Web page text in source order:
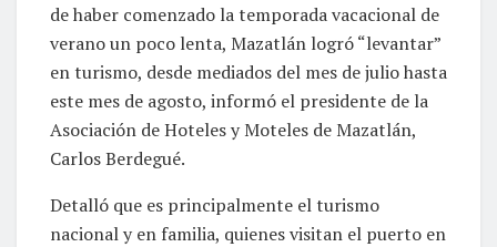
de haber comenzado la temporada vacacional de
verano un poco lenta, Mazatlán logró “levantar”
en turismo, desde mediados del mes de julio hasta
este mes de agosto, informó el presidente de la
Asociación de Hoteles y Moteles de Mazatlán,
Carlos Berdegué.
Detalló que es principalmente el turismo
nacional y en familia, quienes visitan el puerto en